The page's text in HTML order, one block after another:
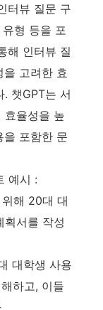
터뷰 질문 구
형 등을 포
해 인터뷰 질
고려한 효
챗GPT는 서
효율성을 높
을 포함한 문
예시 :
해 20대 대
획서를 작성
대학생 사용
하고, 이들